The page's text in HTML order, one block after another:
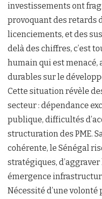
investissements ont
provoquant des retards
licenciements, et des
delà des chiffres, c’est
humain qui est menacé,
durables sur le
Cette situation révèle
secteur : dépendance
publique, difficultés
structuration des PME.
cohérente, le Sénégal
stratégiques,
émergence
Nécessité d’une